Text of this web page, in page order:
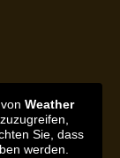
Weather
Sie, dass
werden.